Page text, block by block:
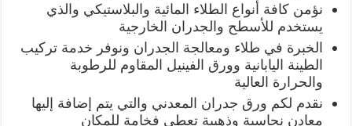
نؤمن كافة أنواع الطلاء المائية والبلاستيكي والذي
يستخدم للأسطح والجدران الخارجية
الخبرة في طلاء ومعالجة الجدران ونوفر خدمة تركيب
الطينة اليابانية وورق الفينيل المقاوم للرطوبة
والحرارة العالية
نقدم لكم ورق جدران المعدني والتي يتم إضافة إليها
معادن نحاسية وذهبية تعطي فخامة للمكان